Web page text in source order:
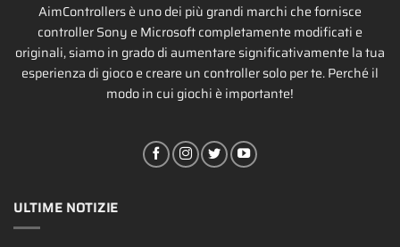
AimControllers è uno dei più grandi marchi che fornisce
controller Sony e Microsoft completamente modificati e
originali, siamo in grado di aumentare significativamente la tua
esperienza di gioco e creare un controller solo per te. Perché il
modo in cui giochi è importante!
ULTIME NOTIZIE